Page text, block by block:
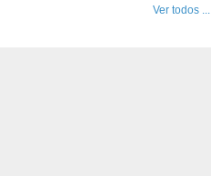
Ver todos ...